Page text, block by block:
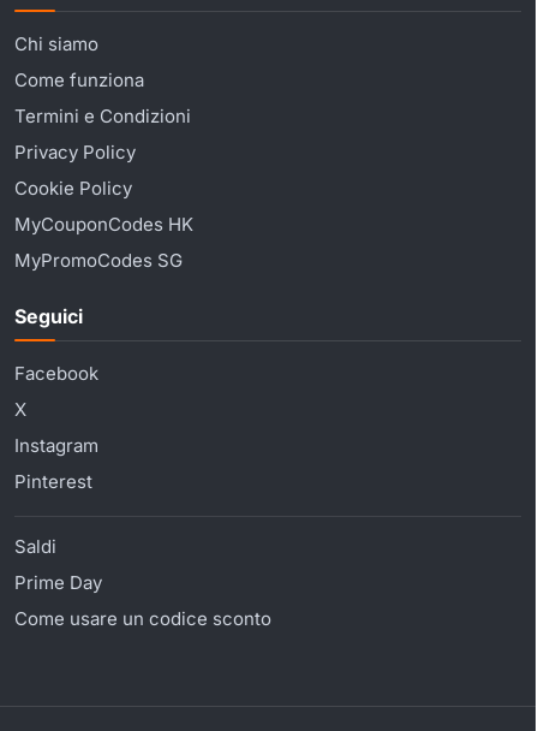
Chi siamo
Come funziona
Termini e Condizioni
Privacy Policy
Cookie Policy
MyCouponCodes HK
MyPromoCodes SG
Seguici
Facebook
X
Instagram
Pinterest
Saldi
Prime Day
Come usare un codice sconto